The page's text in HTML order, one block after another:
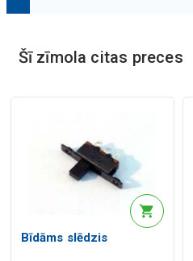
Mākslīgā intelekta aprakstsŠī zīmola citas preces
Bīdāms slēdzis